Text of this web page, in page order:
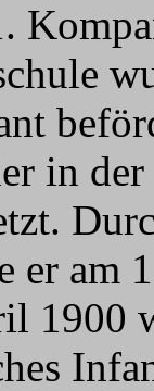
in der
er am
1900